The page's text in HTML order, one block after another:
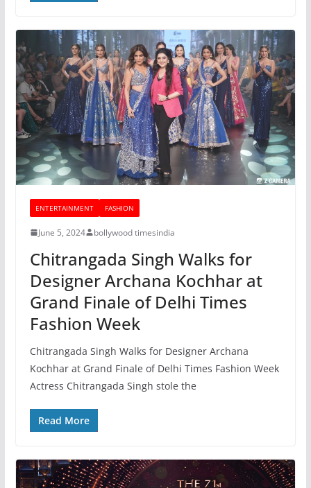
ENTERTAINMENT FASHION
June 5, 2024 bollywood timesindia
Chitrangada Singh Walks for
Designer Archana Kochhar at
Grand Finale of Delhi Times
Fashion Week
Chitrangada Singh Walks for Designer Archana
Kochhar at Grand Finale of Delhi Times Fashion Week
Actress Chitrangada Singh stole the
Read More